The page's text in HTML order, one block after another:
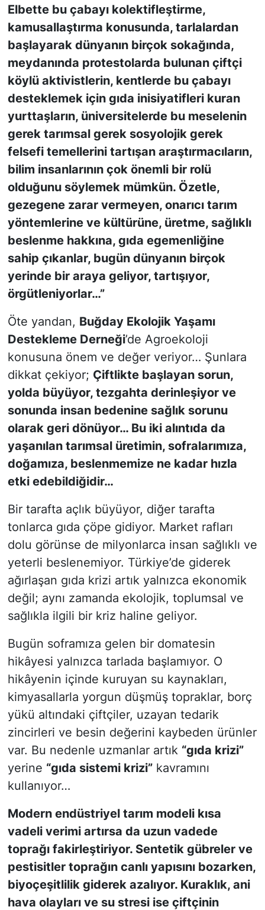
Elbette bu çabayı kolektifleştirme,
kamusallaştırma konusunda, tarlalardan
başlayarak dünyanın birçok sokağında,
meydanında protestolarda bulunan çiftçi
köylü aktivistlerin, kentlerde bu çabayı
desteklemek için gıda inisiyatifleri kuran
yurttaşların, üniversitelerde bu meselenin
gerek tarımsal gerek sosyolojik gerek
felsefi temellerini tartışan araştırmacıların,
bilim insanlarının çok önemli bir rolü
olduğunu söylemek mümkün. Özetle,
gezegene zarar vermeyen, onarıcı tarım
yöntemlerine ve kültürüne, üretme, sağlıklı
beslenme hakkına, gıda egemenliğine
sahip çıkanlar, bugün dünyanın birçok
yerinde bir araya geliyor, tartışıyor,
örgütleniyorlar…”
Öte yandan, Buğday Ekolojik Yaşamı
Destekleme Derneği’de Agroekoloji
konusuna önem ve değer veriyor… Şunlara
dikkat çekiyor; Çiftlikte başlayan sorun,
yolda büyüyor, tezgahta derinleşiyor ve
sonunda insan bedenine sağlık sorunu
olarak geri dönüyor… Bu iki alıntıda da
yaşanılan tarımsal üretimin, sofralarımıza,
doğamıza, beslenmemize ne kadar hızla
etki edebildiğidir…
Bir tarafta açlık büyüyor, diğer tarafta
tonlarca gıda çöpe gidiyor. Market rafları
dolu görünse de milyonlarca insan sağlıklı ve
yeterli beslenemiyor. Türkiye’de giderek
ağırlaşan gıda krizi artık yalnızca ekonomik
değil; aynı zamanda ekolojik, toplumsal ve
sağlıkla ilgili bir kriz haline geliyor.
Bugün soframıza gelen bir domatesin
hikâyesi yalnızca tarlada başlamıyor. O
hikâyenin içinde kuruyan su kaynakları,
kimyasallarla yorgun düşmüş topraklar, borç
yükü altındaki çiftçiler, uzayan tedarik
zincirleri ve besin değerini kaybeden ürünler
var. Bu nedenle uzmanlar artık “gıda krizi”
yerine “gıda sistemi krizi”kavramını
kullanıyor…
Modern endüstriyel tarım modeli kısa
vadeli verimi artırsa da uzun vadede
toprağı fakirleştiriyor. Sentetik gübreler ve
pestisitler toprağın canlı yapısını bozarken,
biyoçeşitlilik giderek azalıyor. Kuraklık, ani
hava olayları ve su stresi ise çiftçinin